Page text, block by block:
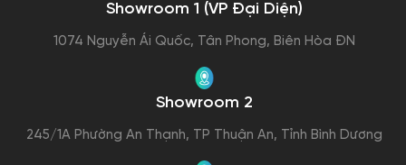
Showroom 1 (VP Đại Diện)
1074 Nguyễn Ái Quốc, Tân Phong, Biên Hòa ĐN
Showroom 2
245/1A Phường An Thạnh, TP Thuận An, Tỉnh Bình Dương